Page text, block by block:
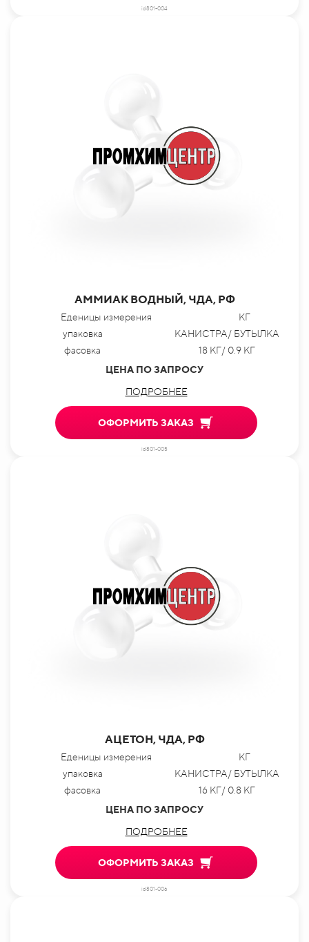
id801-004
АММИАК ВОДНЫЙ, ЧДА, РФ
Еденицы измерения
КГ
упаковка
КАНИСТРА/ БУТЫЛКА
фасовка
18 КГ/ 0.9 КГ
ЦЕНА ПО ЗАПРОСУ
ПОДРОБНЕЕ
ОФОРМИТЬ ЗАКАЗ
id801-005
АЦЕТОН, ЧДА, РФ
Еденицы измерения
КГ
упаковка
КАНИСТРА/ БУТЫЛКА
фасовка
16 КГ/ 0.8 КГ
ЦЕНА ПО ЗАПРОСУ
ПОДРОБНЕЕ
ОФОРМИТЬ ЗАКАЗ
id801-006